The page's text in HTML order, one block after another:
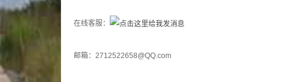
在线客服：
邮箱：2712522658@QQ.com